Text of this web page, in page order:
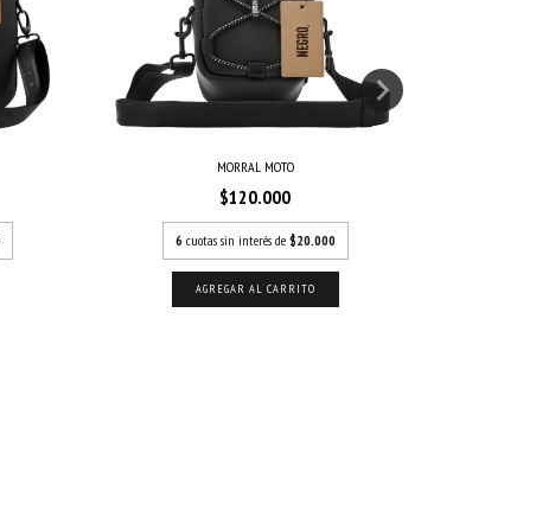
MORRAL MOTO
$120.000
6 cuotas sin interés de $20.000